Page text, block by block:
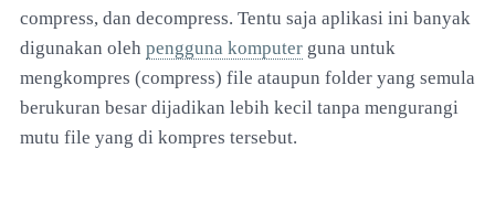
compress, dan decompress. Tentu saja aplikasi ini banyak
digunakan oleh pengguna komputer guna untuk
mengkompres (compress) file ataupun folder yang semula
berukuran besar dijadikan lebih kecil tanpa mengurangi
mutu file yang di kompres tersebut.